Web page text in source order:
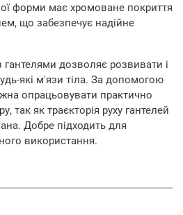
форми має хромоване покриття
що забезпечує надійне
гантелями дозволяє розвивати і
які м'язи тіла. За допомогою
опрацьовувати практично
так як траєкторія руху гантелей
Добре підходить для
використання.